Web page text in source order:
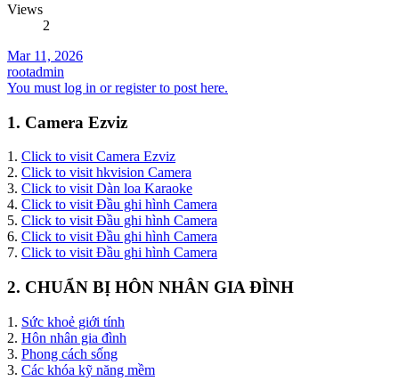
Views
2
Mar 11, 2026
rootadmin
You must log in or register to post here.
1. Camera Ezviz
1. Click to visit Camera Ezviz
2. Click to visit hkvision Camera
3. Click to visit Dàn loa Karaoke
4. Click to visit Đầu ghi hình Camera
5. Click to visit Đầu ghi hình Camera
6. Click to visit Đầu ghi hình Camera
7. Click to visit Đầu ghi hình Camera
2. CHUẨN BỊ HÔN NHÂN GIA ĐÌNH
1. Sức khoẻ giới tính
2. Hôn nhân gia đình
3. Phong cách sống
3. Các khóa kỹ năng mềm